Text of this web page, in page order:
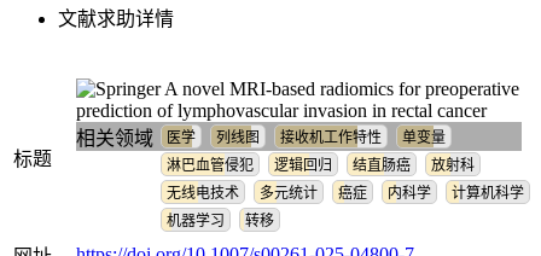
文献求助详情
标题
A novel MRI-based radiomics for preoperative
prediction of lymphovascular invasion in rectal cancer
相关领域
医学 列线图 接收机工作特性
单变量
淋巴血管侵犯
逻辑回归 结直肠癌
放射科
无线电技术
多元统计 癌症 内科学
计算机科学
机器学习
转移